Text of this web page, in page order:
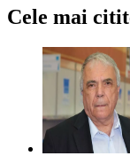
Cele mai